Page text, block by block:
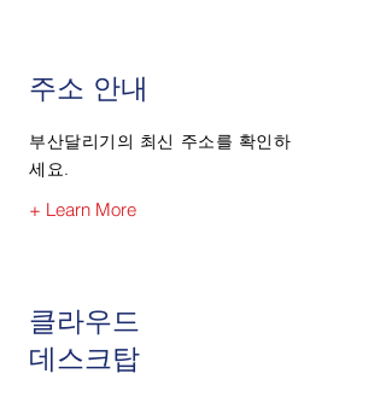
주소 안내
부산달리기의 최신 주소를 확인하
세요.
+ Learn More
클라우드
​데스크탑